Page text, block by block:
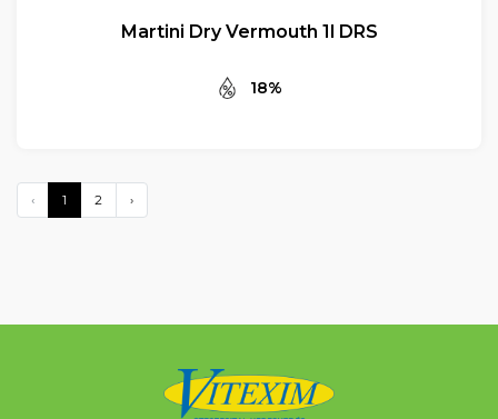
Martini Dry Vermouth 1l DRS
18%
‹ 1 2 ›